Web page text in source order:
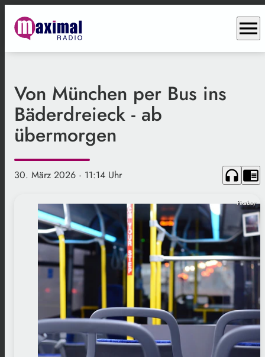
menu
Von München per Bus ins
Bäderdreieck - ab
übermorgen
30. März 2026 · 11:14 Uhr headphones chrome_reader_mode
Pixabay